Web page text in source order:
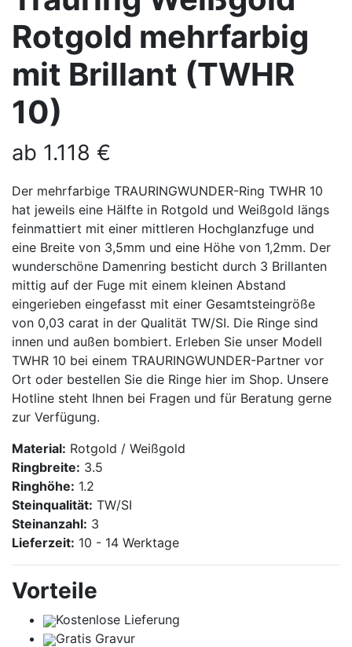
Rotgold mehrfarbig
mit Brillant (TWHR
10)
ab 1.118 €
Der mehrfarbige TRAURINGWUNDER-Ring TWHR 10
hat jeweils eine Hälfte in Rotgold und Weißgold längs
feinmattiert mit einer mittleren Hochglanzfuge und
eine Breite von 3,5mm und eine Höhe von 1,2mm. Der
wunderschöne Damenring besticht durch 3 Brillanten
mittig auf der Fuge mit einem kleinen Abstand
eingerieben eingefasst mit einer Gesamtsteingröße
von 0,03 carat in der Qualität TW/SI. Die Ringe sind
innen und außen bombiert. Erleben Sie unser Modell
TWHR 10 bei einem TRAURINGWUNDER-Partner vor
Ort oder bestellen Sie die Ringe hier im Shop. Unsere
Hotline steht Ihnen bei Fragen und für Beratung gerne
zur Verfügung.
Material: Rotgold / Weißgold
Ringbreite: 3.5
Ringhöhe: 1.2
Steinqualität: TW/SI
Steinanzahl: 3
Lieferzeit: 10 - 14 Werktage
Vorteile
Kostenlose Lieferung
Gratis Gravur